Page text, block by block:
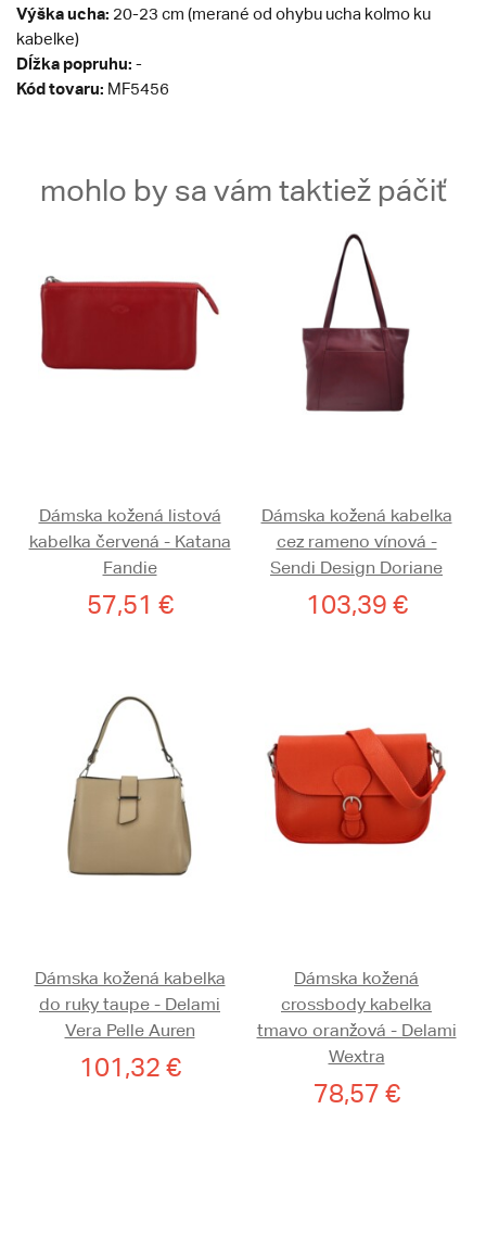
Výška ucha: 20-23 cm (merané od ohybu ucha kolmo ku
kabelke)
Dĺžka popruhu: -
Kód tovaru: MF5456
mohlo by sa vám taktiež páčiť
Dámska kožená listová
kabelka červená - Katana
Fandie
57,51 €
Dámska kožená kabelka
cez rameno vínová -
Sendi Design Doriane
103,39 €
Dámska kožená kabelka
do ruky taupe - Delami
Vera Pelle Auren
101,32 €
Dámska kožená
crossbody kabelka
tmavo oranžová - Delami
Wextra
78,57 €